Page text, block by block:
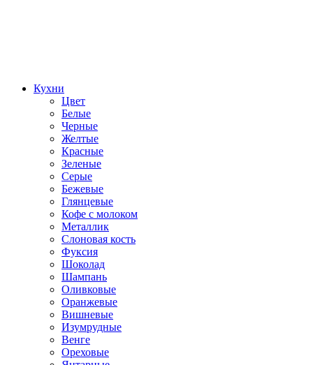
Кухни
Цвет
Белые
Черные
Желтые
Красные
Зеленые
Серые
Бежевые
Глянцевые
Кофе с молоком
Металлик
Слоновая кость
Фуксия
Шоколад
Шампань
Оливковые
Оранжевые
Вишневые
Изумрудные
Венге
Ореховые